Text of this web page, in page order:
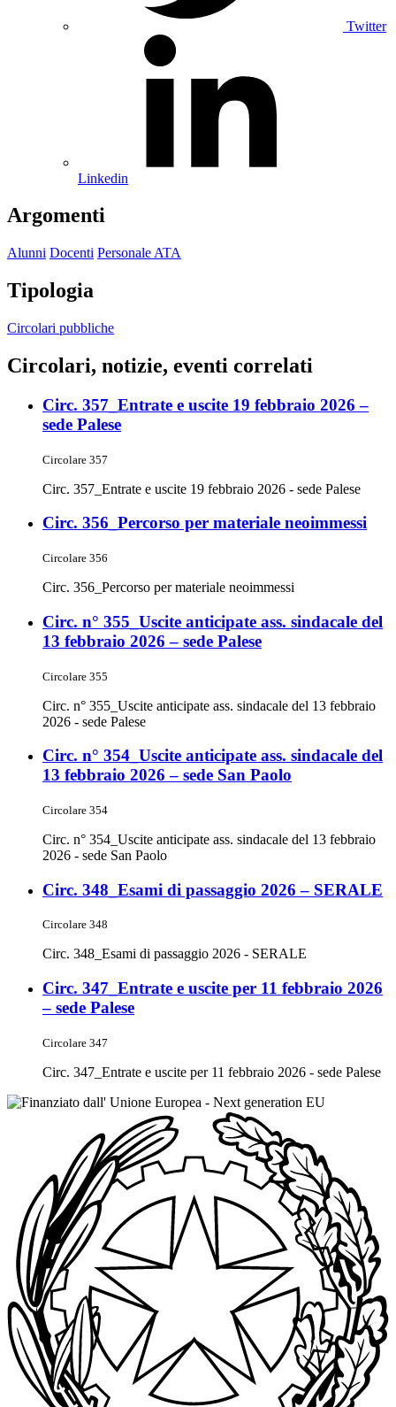
Twitter
Linkedin
Argomenti
Alunni Docenti Personale ATA
Tipologia
Circolari pubbliche
Circolari, notizie, eventi correlati
Circ. 357_Entrate e uscite 19 febbraio 2026 –
sede Palese
Circolare 357
Circ. 357_Entrate e uscite 19 febbraio 2026 - sede Palese
Circ. 356_Percorso per materiale neoimmessi
Circolare 356
Circ. 356_Percorso per materiale neoimmessi
Circ. n° 355_Uscite anticipate ass. sindacale del
13 febbraio 2026 – sede Palese
Circolare 355
Circ. n° 355_Uscite anticipate ass. sindacale del 13 febbraio
2026 - sede Palese
Circ. n° 354_Uscite anticipate ass. sindacale del
13 febbraio 2026 – sede San Paolo
Circolare 354
Circ. n° 354_Uscite anticipate ass. sindacale del 13 febbraio
2026 - sede San Paolo
Circ. 348_Esami di passaggio 2026 – SERALE
Circolare 348
Circ. 348_Esami di passaggio 2026 - SERALE
Circ. 347_Entrate e uscite per 11 febbraio 2026
– sede Palese
Circolare 347
Circ. 347_Entrate e uscite per 11 febbraio 2026 - sede Palese